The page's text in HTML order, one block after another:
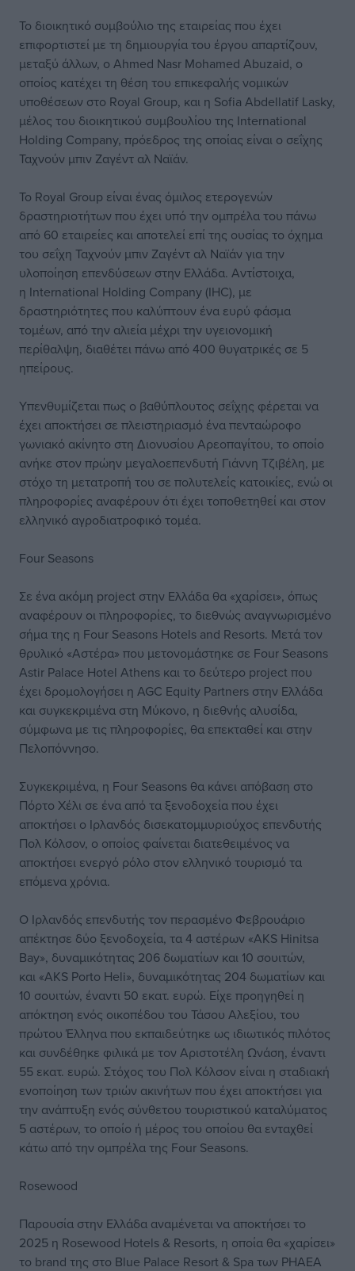
Το διοικητικό συμβούλιο της εταιρείας που έχει
επιφορτιστεί με τη δημιουργία του έργου απαρτίζουν,
μεταξύ άλλων, ο Ahmed Nasr Mohamed Abuzaid, ο
οποίος κατέχει τη θέση του επικεφαλής νομικών
υποθέσεων στο Royal Group, και η Sofia Abdellatif Lasky,
μέλος του διοικητικού συμβουλίου της International
Holding Company, πρόεδρος της οποίας είναι ο σεΐχης
Ταχνούν μπιν Ζαγέντ αλ Ναϊάν.
Το Royal Group είναι ένας όμιλος ετερογενών
δραστηριοτήτων που έχει υπό την ομπρέλα του πάνω
από 60 εταιρείες και αποτελεί επί της ουσίας το όχημα
του σεΐχη Ταχνούν μπιν Ζαγέντ αλ Ναϊάν για την
υλοποίηση επενδύσεων στην Ελλάδα. Αντίστοιχα,
η International Holding Company (IHC), με
δραστηριότητες που καλύπτουν ένα ευρύ φάσμα
τομέων, από την αλιεία μέχρι την υγειονομική
περίθαλψη, διαθέτει πάνω από 400 θυγατρικές σε 5
ηπείρους.
Υπενθυμίζεται πως ο βαθύπλουτος σεΐχης φέρεται να
έχει αποκτήσει σε πλειστηριασμό ένα πενταώροφο
γωνιακό ακίνητο στη Διονυσίου Αρεοπαγίτου, το οποίο
ανήκε στον πρώην μεγαλοεπενδυτή Γιάννη Τζιβέλη, με
στόχο τη μετατροπή του σε πολυτελείς κατοικίες, ενώ οι
πληροφορίες αναφέρουν ότι έχει τοποθετηθεί και στον
ελληνικό αγροδιατροφικό τομέα.
Four Seasons
Σε ένα ακόμη project στην Ελλάδα θα «χαρίσει», όπως
αναφέρουν οι πληροφορίες, το διεθνώς αναγνωρισμένο
σήμα της η Four Seasons Hotels and Resorts. Μετά τον
θρυλικό «Αστέρα» που μετονομάστηκε σε Four Seasons
Astir Palace Hotel Athens και το δεύτερο project που
έχει δρομολογήσει η AGC Equity Partners στην Ελλάδα
και συγκεκριμένα στη Μύκονο, η διεθνής αλυσίδα,
σύμφωνα με τις πληροφορίες, θα επεκταθεί και στην
Πελοπόννησο.
Συγκεκριμένα, η Four Seasons θα κάνει απόβαση στο
Πόρτο Χέλι σε ένα από τα ξενοδοχεία που έχει
αποκτήσει ο Ιρλανδός δισεκατομμυριούχος επενδυτής
Πολ Κόλσον, ο οποίος φαίνεται διατεθειμένος να
αποκτήσει ενεργό ρόλο στον ελληνικό τουρισμό τα
επόμενα χρόνια.
Ο Ιρλανδός επενδυτής τον περασμένο Φεβρουάριο
απέκτησε δύο ξενοδοχεία, τα 4 αστέρων «AKS Hinitsa
Bay», δυναμικότητας 206 δωματίων και 10 σουιτών,
και «AKS Porto Heli», δυναμικότητας 204 δωματίων και
10 σουιτών, έναντι 50 εκατ. ευρώ. Είχε προηγηθεί η
απόκτηση ενός οικοπέδου του Τάσου Αλεξίου, του
πρώτου Έλληνα που εκπαιδεύτηκε ως ιδιωτικός πιλότος
και συνδέθηκε φιλικά με τον Αριστοτέλη Ωνάση, έναντι
55 εκατ. ευρώ. Στόχος του Πολ Κόλσον είναι η σταδιακή
ενοποίηση των τριών ακινήτων που έχει αποκτήσει για
την ανάπτυξη ενός σύνθετου τουριστικού καταλύματος
5 αστέρων, το οποίο ή μέρος του οποίου θα ενταχθεί
κάτω από την ομπρέλα της Four Seasons.
Rosewood
Παρουσία στην Ελλάδα αναμένεται να αποκτήσει το
2025 η Rosewood Hotels & Resorts, η οποία θα «χαρίσει»
το brand της στο Blue Palace Resort & Spa των PHAEA